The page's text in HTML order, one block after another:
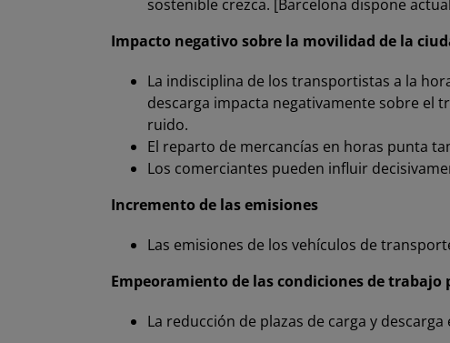
sostenible crezca. [Barcelona dispone
Impacto negativo sobre la movilidad de la
La indisciplina de los transportistas a la
descarga impacta negativamente sobre el
ruido.
El reparto de mercancías en horas punta
Los comerciantes pueden influir
Incremento de las emisiones
Las emisiones de los vehículos de
Empeoramiento de las condiciones de
La reducción de plazas de carga y